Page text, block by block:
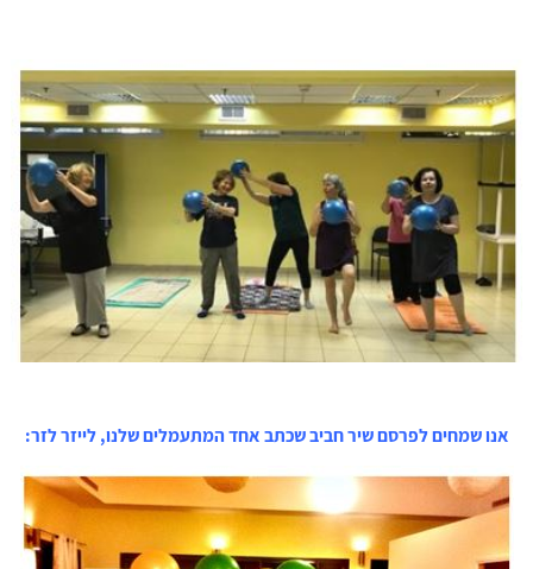
אנו שמחים לפרסם שיר חביב שכתב אחד המתעמלים שלנו, לייזר לזר: